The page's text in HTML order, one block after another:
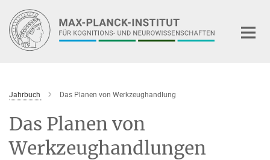
Hauptinhalt
Jahrbuch Das Planen von Werkzeughandlung
Das Planen von
Werkzeughandlungen